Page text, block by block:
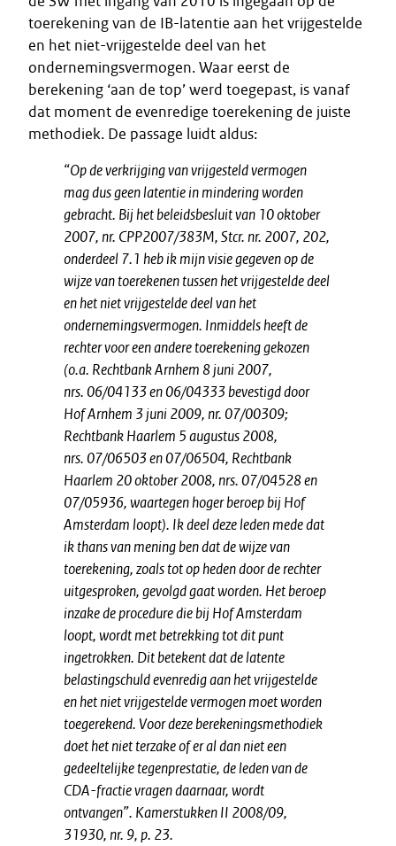
toerekening van de IB-latentie aan het vrijgestelde
en het niet-vrijgestelde deel van het
ondernemingsvermogen. Waar eerst de
berekening ‘aan de top’ werd toegepast, is vanaf
dat moment de evenredige toerekening de juiste
methodiek. De passage luidt aldus:
“Op de verkrijging van vrijgesteld vermogen
mag dus geen latentie in mindering worden
gebracht. Bij het beleidsbesluit van 10 oktober
2007, nr. CPP2007/383M, Stcr. nr. 2007, 202,
onderdeel 7.1 heb ik mijn visie gegeven op de
wijze van toerekenen tussen het vrijgestelde deel
en het niet vrijgestelde deel van het
ondernemingsvermogen. Inmiddels heeft de
rechter voor een andere toerekening gekozen
(o.a. Rechtbank Arnhem 8 juni 2007,
nrs. 06/04133 en 06/04333 bevestigd door
Hof Arnhem 3 juni 2009, nr. 07/00309;
Rechtbank Haarlem 5 augustus 2008,
nrs. 07/06503 en 07/06504, Rechtbank
Haarlem 20 oktober 2008, nrs. 07/04528 en
07/05936, waartegen hoger beroep bij Hof
Amsterdam loopt). Ik deel deze leden mede dat
ik thans van mening ben dat de wijze van
toerekening, zoals tot op heden door de rechter
uitgesproken, gevolgd gaat worden. Het beroep
inzake de procedure die bij Hof Amsterdam
loopt, wordt met betrekking tot dit punt
ingetrokken. Dit betekent dat de latente
belastingschuld evenredig aan het vrijgestelde
en het niet vrijgestelde vermogen moet worden
toegerekend. Voor deze berekeningsmethodiek
doet het niet terzake of er al dan niet een
gedeeltelijke tegenprestatie, de leden van de
CDA-fractie vragen daarnaar, wordt
ontvangen”. Kamerstukken II 2008/09,
31930, nr. 9, p. 23.